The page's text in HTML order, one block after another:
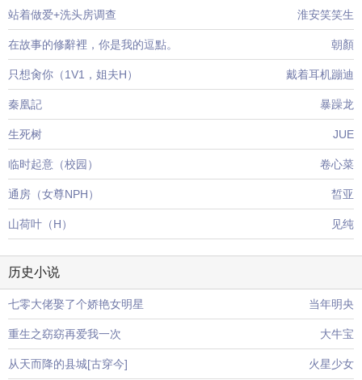
站着做爱+洗头房调查 淮安笑笑生
在故事的修辭裡，你是我的逗點。 朝顏
只想肏你（1V1，姐夫H） 戴着耳机蹦迪
秦凰記 暴躁龙
生死树 JUE
临时起意（校园） 卷心菜
通房（女尊NPH） 皙亚
山荷叶（H） 见纯
历史小说
七零大佬娶了个娇艳女明星 当年明央
重生之窈窈再爱我一次 大牛宝
从天而降的县城[古穿今] 火星少女